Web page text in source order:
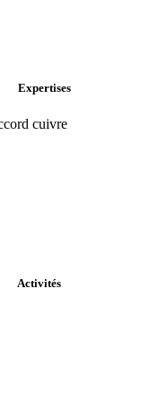
Expertises
cuivre
Activités